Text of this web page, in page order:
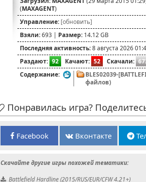
(MAXAGENT)
Управление: [обновить]
Взяли:693 | Размер: 14.12 GB
Последняя активность:8 августа 2026
Раздают: 92 Качают: 52 Скачали:
Содержание:
BLES02039-
файлов)
Понравилась игра?
Facebook Вконтакте
Скачайте другие игры похожей тематики:
Battlefield Hardline (2015/RUS/EUR/CFW 4.21+)